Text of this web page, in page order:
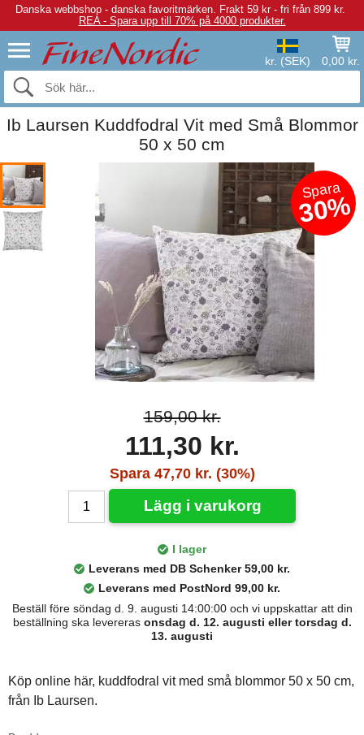
Danska webbshop - danska favoritmärken. Frakt 59 kr - fri från 899 kr.
REA - Spara upp till 70% på 4000 produkter.
kr. (SEK) 0,00 kr.
Ib Laursen Kuddfodral Vit med Små Blommor
50 x 50 cm
Spara
30%
159,00 kr.
111,30 kr.
Spara 47,70 kr. (30%)
Lägg i varukorg
I lager
Leverans med DB Schenker 59,00 kr.
Leverans med PostNord 99,00 kr.
Beställ före söndag d. 9. augusti 14:00:00 och vi uppskattar att din
beställning ska levereras onsdag d. 12. augusti eller torsdag d.
13. augusti
Köp online här, kuddfodral vit med små blommor 50 x 50 cm,
från Ib Laursen.